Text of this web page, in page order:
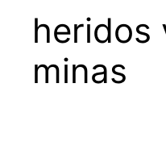
heridos
minas